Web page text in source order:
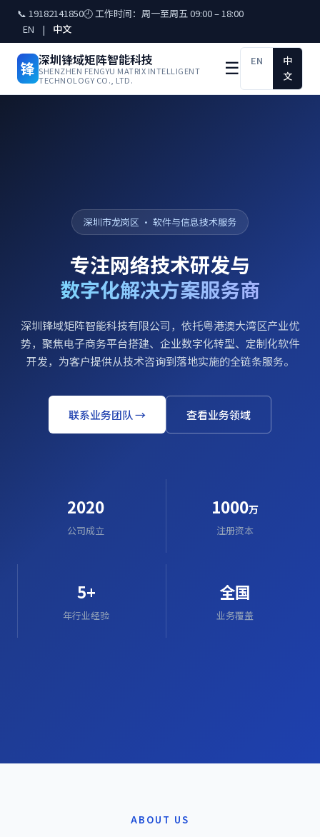
📞 19182141850🕘 工作时间：周一至周五 09:00 – 18:00
EN
| 中文
锋 深圳锋域矩阵智能科技
SHENZHEN FENGYU MATRIX INTELLIGENT
TECHNOLOGY CO., LTD.
☰ EN
中
文
深圳市龙岗区 · 软件与信息技术服务
专注网络技术研发与
数字化解决方案服务商
深圳锋域矩阵智能科技有限公司，依托粤港澳大湾区产业优
势，聚焦电子商务平台搭建、企业数字化转型、定制化软件
开发，为客户提供从技术咨询到落地实施的全链条服务。
联系业务团队 → 查看业务领域
2020
公司成立
1000万
注册资本
5+
年行业经验
全国
业务覆盖
ABOUT US